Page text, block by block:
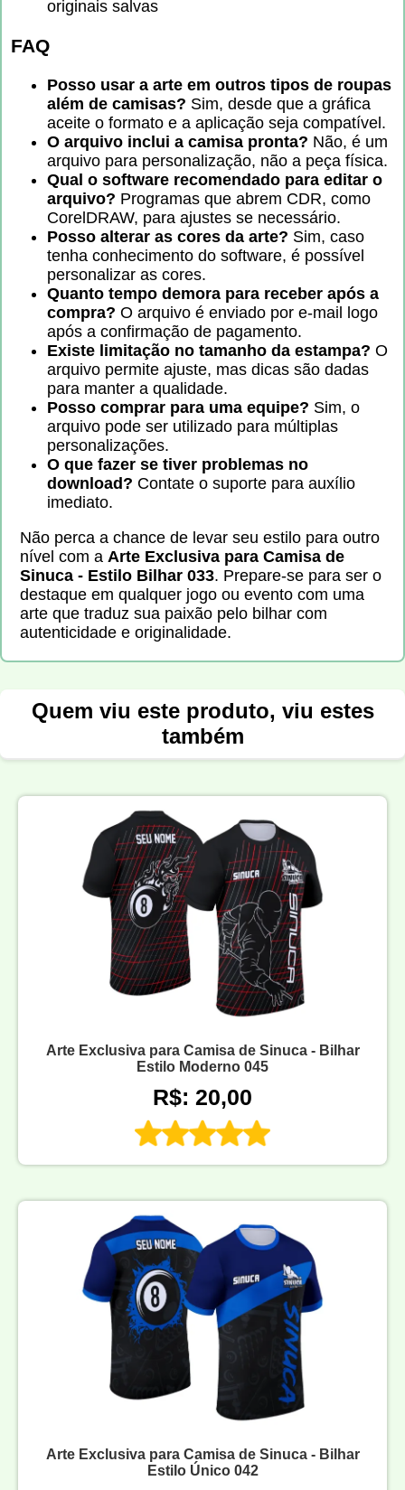
originais salvas
FAQ
Posso usar a arte em outros tipos de roupas
além de camisas? Sim, desde que a gráfica
aceite o formato e a aplicação seja compatível.
O arquivo inclui a camisa pronta? Não, é um
arquivo para personalização, não a peça física.
Qual o software recomendado para editar o
arquivo? Programas que abrem CDR, como
CorelDRAW, para ajustes se necessário.
Posso alterar as cores da arte? Sim, caso
tenha conhecimento do software, é possível
personalizar as cores.
Quanto tempo demora para receber após a
compra? O arquivo é enviado por e-mail logo
após a confirmação de pagamento.
Existe limitação no tamanho da estampa? O
arquivo permite ajuste, mas dicas são dadas
para manter a qualidade.
Posso comprar para uma equipe? Sim, o
arquivo pode ser utilizado para múltiplas
personalizações.
O que fazer se tiver problemas no
download? Contate o suporte para auxílio
imediato.
Não perca a chance de levar seu estilo para outro
nível com a Arte Exclusiva para Camisa de
Sinuca - Estilo Bilhar 033. Prepare-se para ser o
destaque em qualquer jogo ou evento com uma
arte que traduz sua paixão pelo bilhar com
autenticidade e originalidade.
Quem viu este produto, viu estes
também
Arte Exclusiva para Camisa de Sinuca - Bilhar
Estilo Moderno 045
R$: 20,00
Arte Exclusiva para Camisa de Sinuca - Bilhar
Estilo Único 042